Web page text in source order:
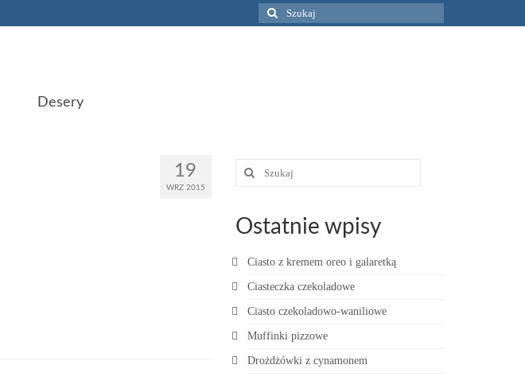
Szuklaj
w:
Desery
19
WRZ 2015
Szuklaj
Ostatnie wpisy
Ciasto z kremem oreo i galaretką
Ciasteczka czekoladowe
Ciasto czekoladowo-waniliowe
Muffinki pizzowe
Drożdżówki z cynamonem